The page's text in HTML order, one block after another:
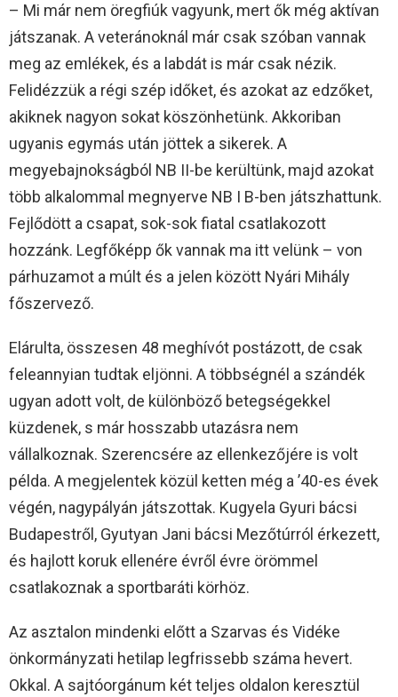
– Mi már nem öregfiúk vagyunk, mert ők még aktívan
játszanak. A veteránoknál már csak szóban vannak
meg az emlékek, és a labdát is már csak nézik.
Felidézzük a régi szép időket, és azokat az edzőket,
akiknek nagyon sokat köszönhetünk. Akkoriban
ugyanis egymás után jöttek a sikerek. A
megyebajnokságból NB II-be kerültünk, majd azokat
több alkalommal megnyerve NB I B-ben játszhattunk.
Fejlődött a csapat, sok-sok fiatal csatlakozott
hozzánk. Legfőképp ők vannak ma itt velünk – von
párhuzamot a múlt és a jelen között Nyári Mihály
főszervező.
Elárulta, összesen 48 meghívót postázott, de csak
feleannyian tudtak eljönni. A többségnél a szándék
ugyan adott volt, de különböző betegségekkel
küzdenek, s már hosszabb utazásra nem
vállalkoznak. Szerencsére az ellenkezőjére is volt
példa. A megjelentek közül ketten még a ’40-es évek
végén, nagypályán játszottak. Kugyela Gyuri bácsi
Budapestről, Gyutyan Jani bácsi Mezőtúrról érkezett,
és hajlott koruk ellenére évről évre örömmel
csatlakoznak a sportbaráti körhöz.
Az asztalon mindenki előtt a Szarvas és Vidéke
önkormányzati hetilap legfrissebb száma hevert.
Okkal. A sajtóorgánum két teljes oldalon keresztül